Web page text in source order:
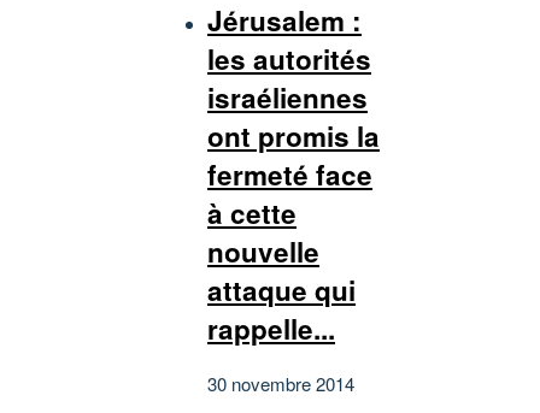
Jérusalem :
les autorités
israéliennes
ont promis la
fermeté face
à cette
nouvelle
attaque qui
rappelle...
30 novembre 2014